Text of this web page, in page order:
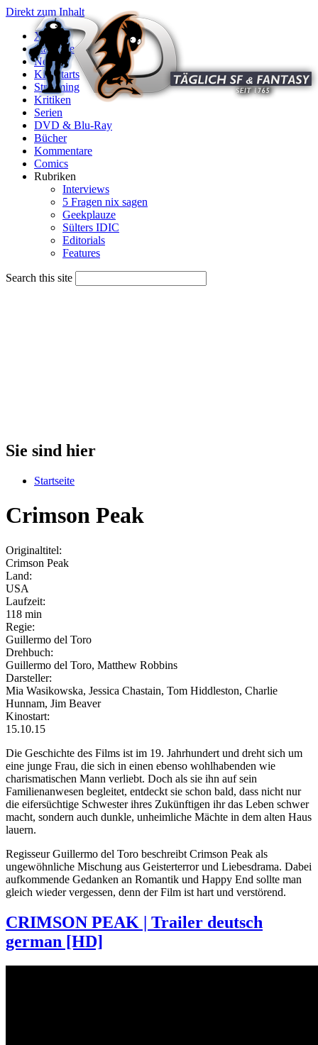
Direkt zum Inhalt
X
Startseite
News
Kinostarts
Streaming
Kritiken
Serien
DVD & Blu-Ray
Bücher
Kommentare
Comics
Rubriken
Interviews
5 Fragen nix sagen
Geekplauze
Sülters IDIC
Editorials
Features
Search this site
Sie sind hier
Startseite
Crimson Peak
Originaltitel:
Crimson Peak
Land:
USA
Laufzeit:
118 min
Regie:
Guillermo del Toro
Drehbuch:
Guillermo del Toro, Matthew Robbins
Darsteller:
Mia Wasikowska, Jessica Chastain, Tom Hiddleston, Charlie
Hunnam, Jim Beaver
Kinostart:
15.10.15
Die Geschichte des Films ist im 19. Jahrhundert und dreht sich um
eine junge Frau, die sich in einen ebenso wohlhabenden wie
charismatischen Mann verliebt. Doch als sie ihn auf sein
Familienanwesen begleitet, entdeckt sie schon bald, dass nicht nur
die eifersüchtige Schwester ihres Zukünftigen ihr das Leben schwer
macht, sondern auch dunkle, unheimliche Mächte in dem alten Haus
lauern.
Regisseur Guillermo del Toro beschreibt Crimson Peak als
ungewöhnliche Mischung aus Geisterterror und Liebesdrama. Dabei
aufkommende Gedanken an Romantik und Happy End sollte man
gleich wieder vergessen, denn der Film ist hart und verstörend.
CRIMSON PEAK | Trailer deutsch
german [HD]